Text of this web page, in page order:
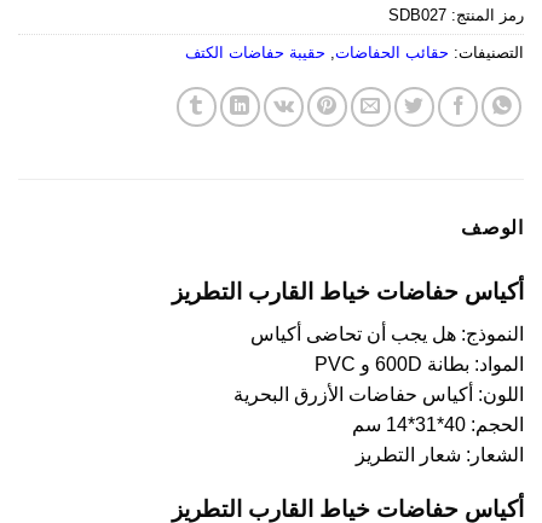
رمز المنتج: SDB027
التصنيفات: حقائب الحفاضات, حقيبة حفاضات الكتف
الوصف
أكياس حفاضات خياط القارب التطريز
النموذج: هل يجب أن تحاضى أكياس
المواد: بطانة 600D و PVC
اللون: أكياس حفاضات الأزرق البحرية
الحجم: 40*31*14 سم
الشعار: شعار التطريز
أكياس حفاضات خياط القارب التطريز